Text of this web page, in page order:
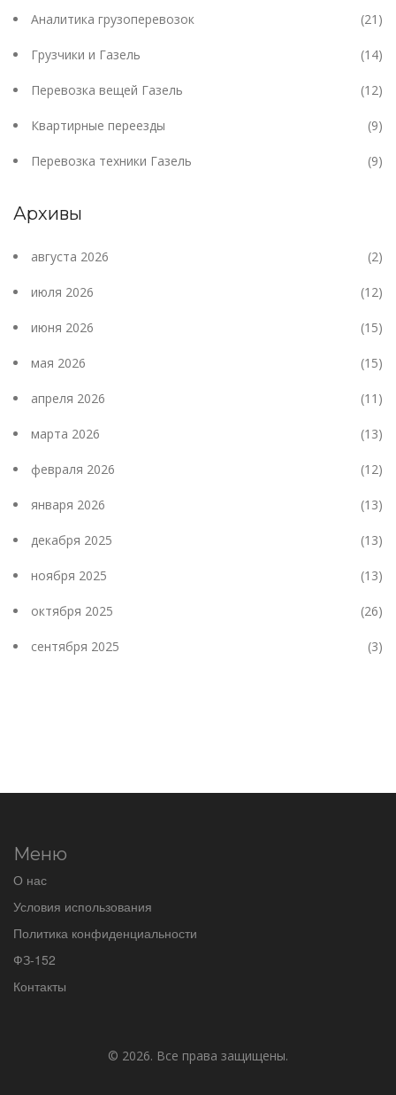
Аналитика грузоперевозок (21)
Грузчики и Газель (14)
Перевозка вещей Газель (12)
Квартирные переезды (9)
Перевозка техники Газель (9)
Архивы
августа 2026 (2)
июля 2026 (12)
июня 2026 (15)
мая 2026 (15)
апреля 2026 (11)
марта 2026 (13)
февраля 2026 (12)
января 2026 (13)
декабря 2025 (13)
ноября 2025 (13)
октября 2025 (26)
сентября 2025 (3)
Меню
О нас
Условия использования
Политика конфиденциальности
ФЗ-152
Контакты
© 2026. Все права защищены.